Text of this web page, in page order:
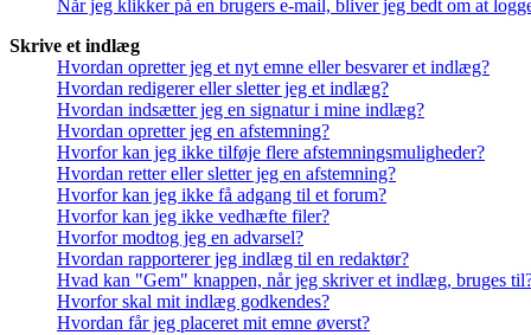
Når jeg klikker på en brugers e-mail, bliver jeg bedt om at
Skrive et indlæg
Hvordan opretter jeg et nyt emne eller besvarer et indlæg?
Hvordan redigerer eller sletter jeg et indlæg?
Hvordan indsætter jeg en signatur i mine indlæg?
Hvordan opretter jeg en afstemning?
Hvorfor kan jeg ikke tilføje flere afstemningsmuligheder?
Hvordan retter eller sletter jeg en afstemning?
Hvorfor kan jeg ikke få adgang til et forum?
Hvorfor kan jeg ikke vedhæfte filer?
Hvorfor modtog jeg en advarsel?
Hvordan rapporterer jeg indlæg til en redaktør?
Hvad kan "Gem" knappen, når jeg skriver et indlæg, bruges
Hvorfor skal mit indlæg godkendes?
Hvordan får jeg placeret mit emne øverst?